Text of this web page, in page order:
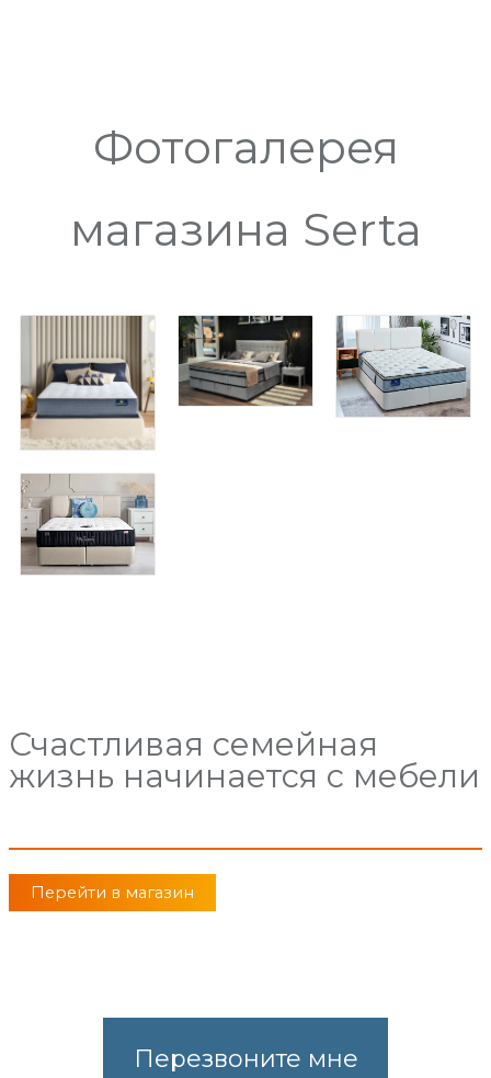
Фотогалерея
магазина Serta
Счастливая семейная
жизнь начинается с мебели
Перейти в магазин
Перезвоните мне